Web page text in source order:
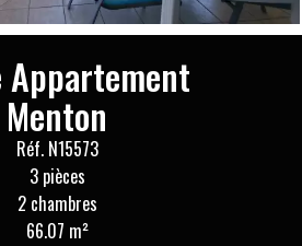
Appartement
Menton
Réf. N15573
3 pièces
2 chambres
66.07 m²